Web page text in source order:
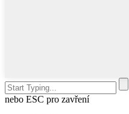
nebo ESC pro zavření